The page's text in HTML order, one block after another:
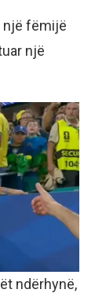
një fëmijë
një
ndërhynë,